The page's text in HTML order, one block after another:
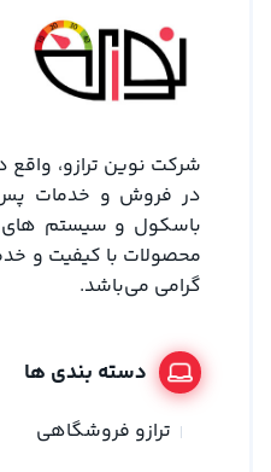
شرکت نوین ترازو، واقع
در فروش و خدمات پس
باسکول و سیستم های
محصولات با کیفیت و
گرامی می‌باشد.
دسته بندی ها
ترازو فروشگاهی